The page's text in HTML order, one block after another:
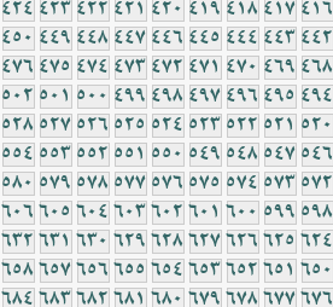
416
417
418
419
420
421
422
423
424
442
443
444
445
446
447
448
449
450
468
469
470
471
472
473
474
475
476
494
495
496
497
498
499
500
501
502
520
521
522
523
524
525
526
527
528
546
547
548
549
550
551
552
553
554
572
573
574
575
576
577
578
579
580
598
599
600
601
602
603
604
605
606
624
625
626
627
628
629
630
631
632
650
651
652
653
654
655
656
657
658
676
677
678
679
680
681
682
683
684